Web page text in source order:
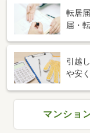
転居
届・
引越
や安
マンショ